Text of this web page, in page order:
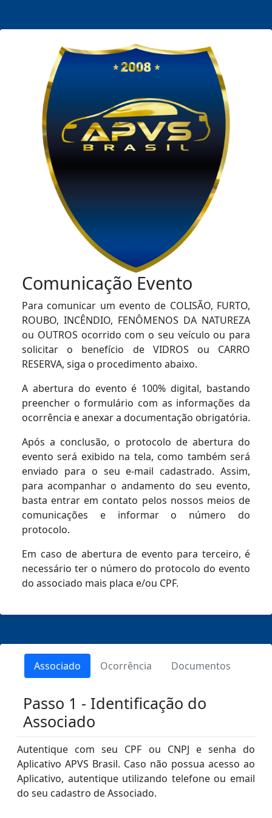
Comunicação Evento
Para comunicar um evento de COLISÃO, FURTO,
ROUBO, INCÊNDIO, FENÔMENOS DA NATUREZA
ou OUTROS ocorrido com o seu veículo ou para
solicitar o benefício de VIDROS ou CARRO
RESERVA, siga o procedimento abaixo.
A abertura do evento é 100% digital, bastando
preencher o formulário com as informações da
ocorrência e anexar a documentação obrigatória.
Após a conclusão, o protocolo de abertura do
evento será exibido na tela, como também será
enviado para o seu e-mail cadastrado. Assim,
para acompanhar o andamento do seu evento,
basta entrar em contato pelos nossos meios de
comunicações e informar o número do
protocolo.
Em caso de abertura de evento para terceiro, é
necessário ter o número do protocolo do evento
do associado mais placa e/ou CPF.
Associado Ocorrência Documentos
Passo 1 - Identificação do
Associado
Autentique com seu CPF ou CNPJ e senha do
Aplicativo APVS Brasil. Caso não possua acesso ao
Aplicativo, autentique utilizando telefone ou email
do seu cadastro de Associado.